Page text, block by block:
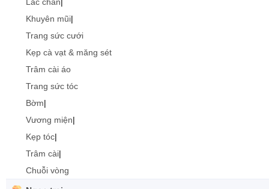
Khuyên mũi|
Trang sức cưới
Kẹp cà vạt & măng sét
Trâm cài áo
Trang sức tóc
Bờm|
Vương miện|
Kẹp tóc|
Trâm cài|
Chuỗi vòng